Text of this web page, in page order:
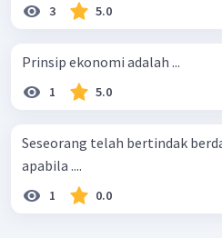
3 5.0
Prinsip ekonomi adalah ...
1 5.0
Seseorang telah bertindak
apabila ....
1 0.0